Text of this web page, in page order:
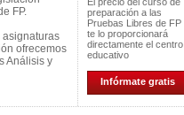
FP.
asignaturas
ofrecemos
Análisis y
preparación a las
Pruebas Libres de FP
te lo proporcionará
directamente el centro
educativo
Infórmate gratis